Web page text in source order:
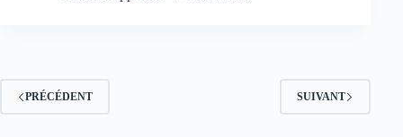
PRÉCÉDENT SUIVANT